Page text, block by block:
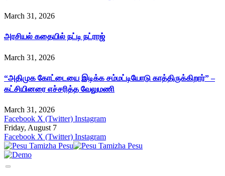
March 31, 2026
அரசியல் கதையில் நட்டி நட்ராஜ்
March 31, 2026
“அதிமுக கோட்டையை இடிக்க சம்மட்டியோடு காத்திருக்கிறார்” –
கட்சியினரை எச்சரித்த வேலுமணி
March 31, 2026
Facebook X (Twitter) Instagram
Friday, August 7
Facebook X (Twitter) Instagram